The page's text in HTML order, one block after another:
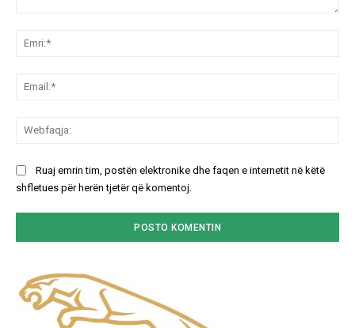
Ruaj emrin tim, postën elektronike dhe faqen e internetit në këtë
shfletues për herën tjetër që komentoj.